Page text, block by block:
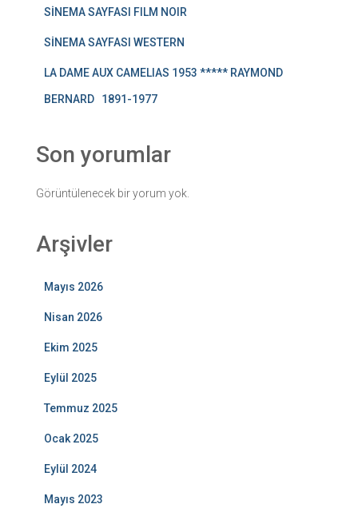
SİNEMA SAYFASI FILM NOIR
SİNEMA SAYFASI WESTERN
LA DAME AUX CAMELIAS 1953 ***** RAYMOND
BERNARD 1891-1977
Son yorumlar
Görüntülenecek bir yorum yok.
Arşivler
Mayıs 2026
Nisan 2026
Ekim 2025
Eylül 2025
Temmuz 2025
Ocak 2025
Eylül 2024
Mayıs 2023